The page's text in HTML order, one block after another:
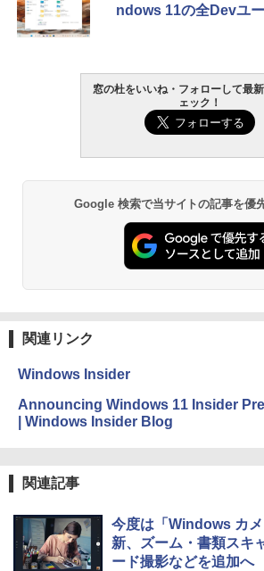
ndows 11の全Devユ
窓の杜をいいね・フォローして最
ェック！
Google 検索で当サイトの記事を優
関連リンク
Windows Insider
Announcing Windows 11 Insider
| Windows Insider Blog
関連記事
今度は「Windows カ
新、ズーム・書類スキ
ード撮影などを追加へ